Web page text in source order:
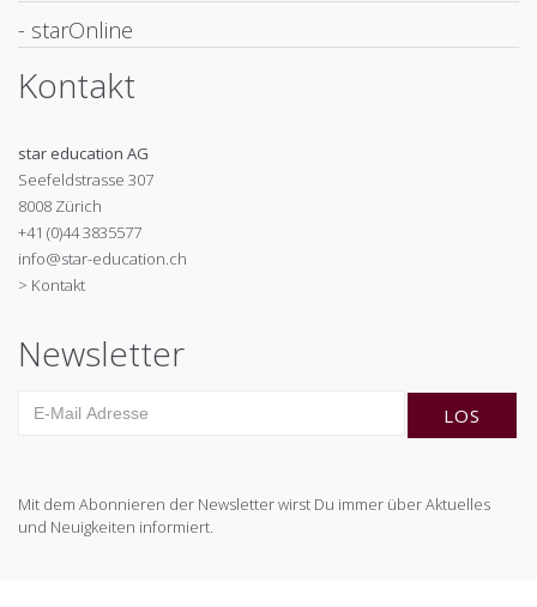
- starOnline
Kontakt
star education AG
Seefeldstrasse 307
8008 Zürich
+41 (0)44 3835577
info@star-education.ch
> Kontakt
Newsletter
Mit dem Abonnieren der Newsletter wirst Du immer über Aktuelles
und Neuigkeiten informiert.